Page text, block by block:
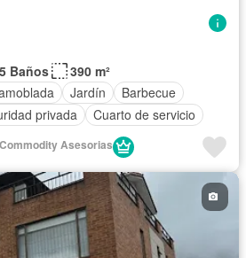
5 Baños
390 m²
Jardín
Barbecue
privada Cuarto de servicio
Asesorias